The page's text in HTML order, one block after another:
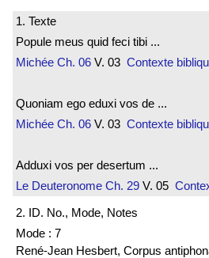
1. Texte
Popule meus quid feci tibi ...
Michée Ch. 06 V. 03 Contexte
Quoniam ego eduxi vos de ...
Michée Ch. 06 V. 03 Contexte
Adduxi vos per desertum ...
Le Deuteronome Ch. 29 V. 05
2. ID. No., Mode, Notes
Mode : 7
René-Jean Hesbert, Corpus